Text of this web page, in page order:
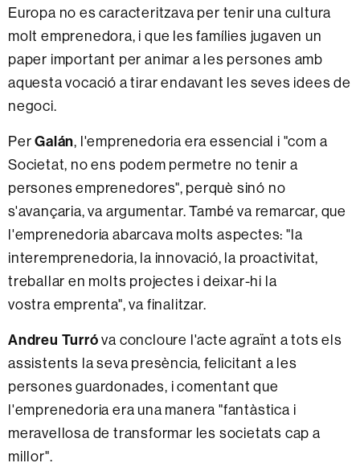
Europa no es caracteritzava per tenir una cultura
molt emprenedora, i que les famílies jugaven un
paper important per animar a les persones amb
aquesta vocació a tirar endavant les seves idees de
negoci.
PerGalán, l'emprenedoria era essencial i "com a
Societat, no ens podem permetre no tenir a
persones emprenedores", perquè sinó no
s'avançaria, va argumentar. També va remarcar, que
l'emprenedoria abarcava molts aspectes: "la
interemprenedoria, la innovació, la proactivitat,
treballar en molts projectes i deixar-hi la
vostra emprenta", va finalitzar.
Andreu Turróva concloure l'acte agraïnt a tots els
assistents la seva presència, felicitant a les
persones guardonades, i comentant que
l'emprenedoria era una manera "fantàstica i
meravellosa de transformar les societats cap a
millor".